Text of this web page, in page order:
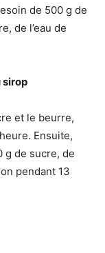
de 500 g de
de l’eau de
sirop
et le beurre,
Ensuite,
g de sucre, de
pendant 13